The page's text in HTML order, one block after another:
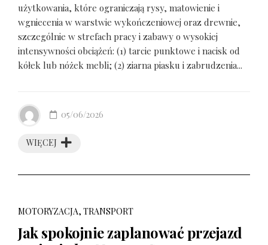
użytkowania, które ograniczają rysy, matowienie i
wgniecenia w warstwie wykończeniowej oraz drewnie,
szczególnie w strefach pracy i zabawy o wysokiej
intensywności obciążeń: (1) tarcie punktowe i nacisk od
kółek lub nóżek mebli; (2) ziarna piasku i zabrudzenia...
WIĘCEJ
05/06/2026
MOTORYZACJA, TRANSPORT
Jak spokojnie zaplanować przejazd